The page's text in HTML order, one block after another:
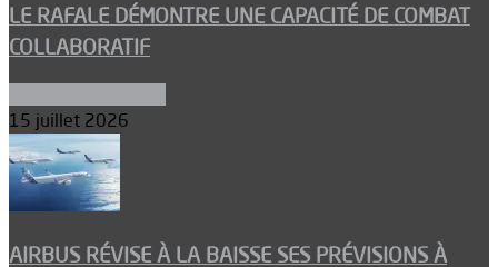
LE RAFALE DÉMONTRE UNE CAPACITÉ DE COMBAT
COLLABORATIF
15 juillet 2026
AIRBUS RÉVISE À LA BAISSE SES PRÉVISIONS À